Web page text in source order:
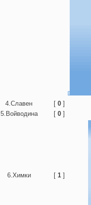
4.Славен [ 0 ]
5.Войводина [ 0 ]
6.Химки [ 1 ]